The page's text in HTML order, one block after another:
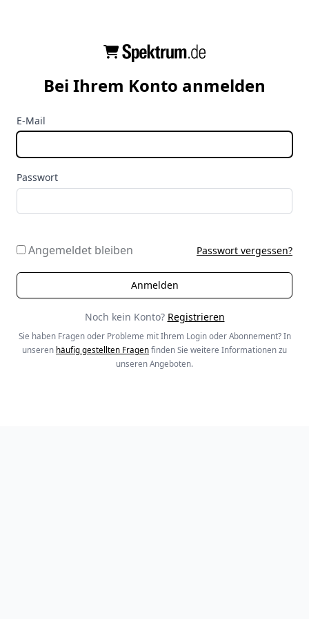
Bei Ihrem Konto anmelden
E-Mail
Passwort
Angemeldet bleiben Passwort vergessen?
Noch kein Konto? Registrieren
Sie haben Fragen oder Probleme mit Ihrem Login oder Abonnement? In
unseren häufig gestellten Fragen finden Sie weitere Informationen zu
unseren Angeboten.